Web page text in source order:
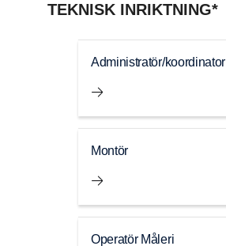
TEKNISK INRIKTNING*
Administratör/koordinator
Montör
Operatör Måleri